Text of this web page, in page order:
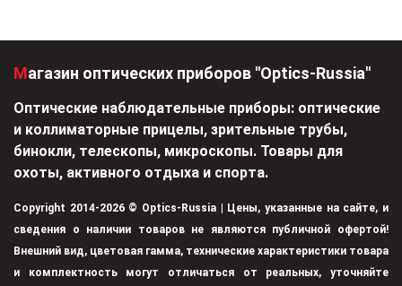
Магазин оптических приборов "Optics-Russia"
Оптические наблюдательные приборы: оптические
и коллиматорные прицелы, зрительные трубы,
бинокли, телескопы, микроскопы. Товары для
охоты, активного отдыха и спорта.
Copyright 2014-2026 © Optics-Russia | Цены, указанные на сайте, и
сведения о наличии товаров не являются публичной офертой!
Внешний вид, цветовая гамма, технические характеристики товара
и комплектность могут отличаться от реальных, уточняйте